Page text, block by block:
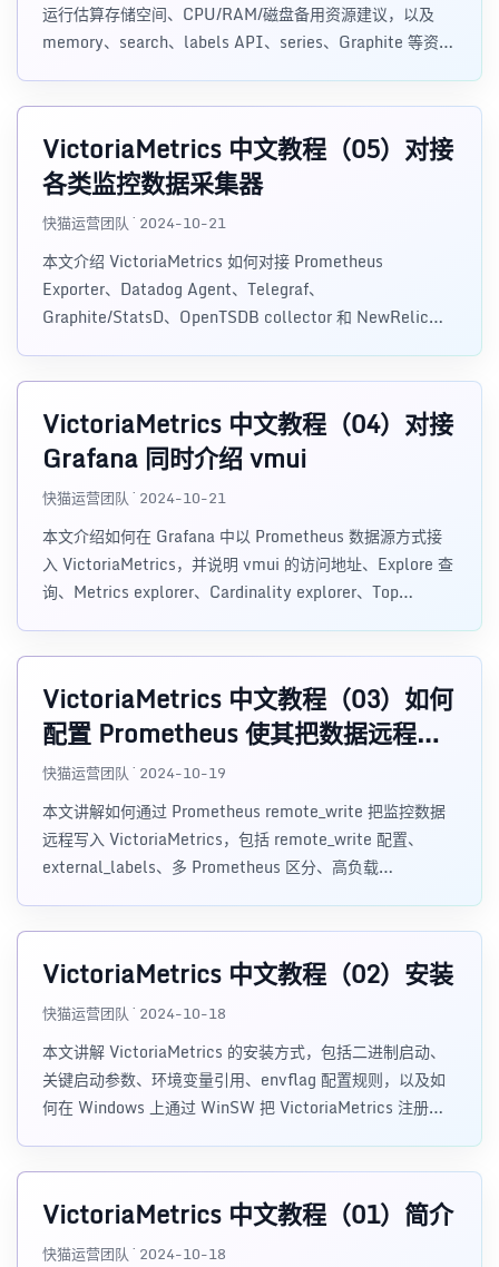
运行估算存储空间、CPU/RAM/磁盘备用资源建议，以及
memory、search、labels API、series、Graphite 等资源
VictoriaMetrics 中文教程（05）对接
各类监控数据采集器
快猫运营团队 · 2024-10-21
本文介绍 VictoriaMetrics 如何对接 Prometheus
Exporter、Datadog Agent、Telegraf、
Graphite/StatsD、OpenTSDB collector 和 NewRelic
VictoriaMetrics 中文教程（04）对接
Grafana 同时介绍 vmui
快猫运营团队 · 2024-10-21
本文介绍如何在 Grafana 中以 Prometheus 数据源方式接
入 VictoriaMetrics，并说明 vmui 的访问地址、Explore 查
询、Metrics explorer、Cardinality explorer、Top
VictoriaMetrics 中文教程（03）如何
配置 Prometheus 使其把数据远程写
入 VictoriaMetrics
快猫运营团队 · 2024-10-19
本文讲解如何通过 Prometheus remote_write 把监控数据
远程写入 VictoriaMetrics，包括 remote_write 配置、
external_labels、多 Prometheus 区分、高负载
VictoriaMetrics 中文教程（02）安装
快猫运营团队 · 2024-10-18
本文讲解 VictoriaMetrics 的安装方式，包括二进制启动、
关键启动参数、环境变量引用、envflag 配置规则，以及如
何在 Windows 上通过 WinSW 把 VictoriaMetrics 注册为
VictoriaMetrics 中文教程（01）简介
快猫运营团队 · 2024-10-18